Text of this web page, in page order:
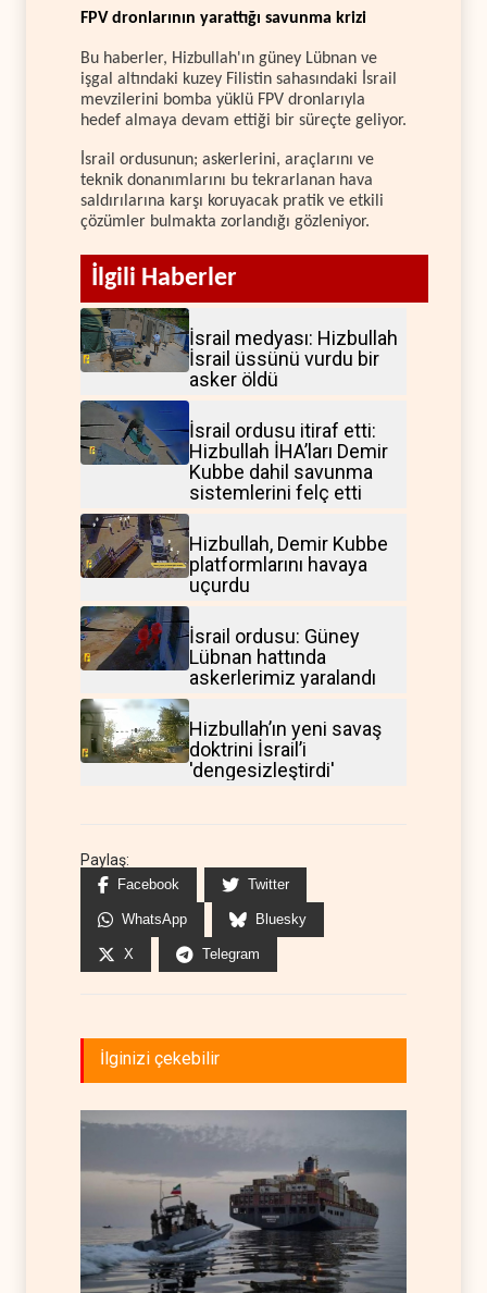
FPV dronlarının yarattığı savunma krizi
Bu haberler, Hizbullah'ın güney Lübnan ve
işgal altındaki kuzey Filistin sahasındaki İsrail
mevzilerini bomba yüklü FPV dronlarıyla
hedef almaya devam ettiği bir süreçte geliyor.
İsrail ordusunun; askerlerini, araçlarını ve
teknik donanımlarını bu tekrarlanan hava
saldırılarına karşı koruyacak pratik ve etkili
çözümler bulmakta zorlandığı gözleniyor.
İlgili Haberler
İsrail medyası: Hizbullah
İsrail üssünü vurdu bir
asker öldü
İsrail ordusu itiraf etti:
Hizbullah İHA’ları Demir
Kubbe dahil savunma
sistemlerini felç etti
Hizbullah, Demir Kubbe
platformlarını havaya
uçurdu
İsrail ordusu: Güney
Lübnan hattında
askerlerimiz yaralandı
Hizbullah’ın yeni savaş
doktrini İsrail’i
'dengesizleştirdi'
Paylaş:
Facebook Twitter
WhatsApp Bluesky
X Telegram
İlginizi çekebilir